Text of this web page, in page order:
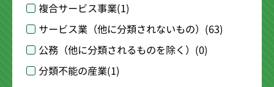
複合サービス事業(1)
サービス業（他に分類されないもの） (63)
公務（他に分類されるものを除く） (0)
分類不能の産業(1)